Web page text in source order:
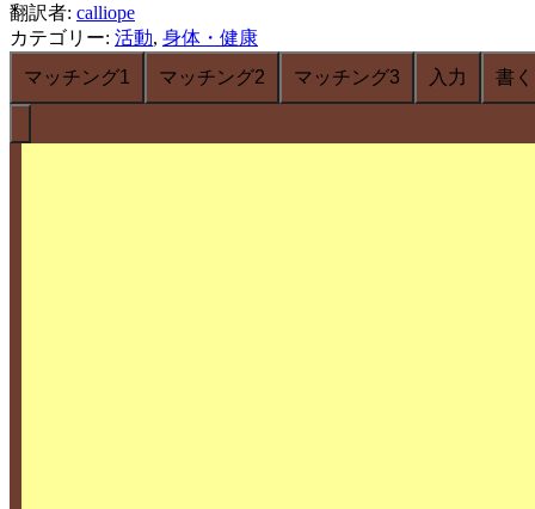
翻訳者: calliope
カテゴリー: 活動, 身体・健康
マッチング1
マッチング2 マッチング3 入力 書く